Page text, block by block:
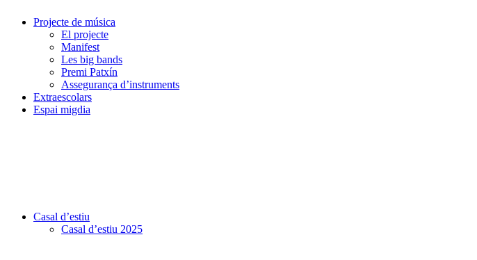
Projecte de música
El projecte
Manifest
Les big bands
Premi Patxín
Assegurança d’instruments
Extraescolars
Espai migdia
Casal d’estiu
Casal d’estiu 2025